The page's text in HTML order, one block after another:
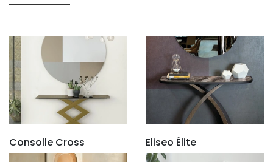
Consolle Cross Eliseo Élite